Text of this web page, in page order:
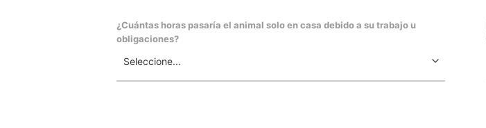
¿Cuántas horas pasaría el animal solo en casa debido a su trabajo u
obligaciones?